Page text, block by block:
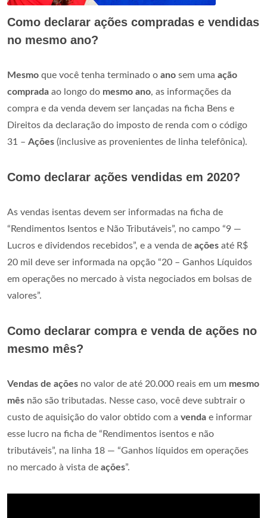
Como declarar ações compradas e vendidas
no mesmo ano?
Mesmo que você tenha terminado o ano sem uma ação
comprada ao longo do mesmo ano, as informações da
compra e da venda devem ser lançadas na ficha Bens e
Direitos da declaração do imposto de renda com o código
31 – Ações (inclusive as provenientes de linha telefônica).
Como declarar ações vendidas em 2020?
As vendas isentas devem ser informadas na ficha de
“Rendimentos Isentos e Não Tributáveis”, no campo “9 —
Lucros e dividendos recebidos”, e a venda de ações até R$
20 mil deve ser informada na opção “20 – Ganhos Líquidos
em operações no mercado à vista negociados em bolsas de
valores”.
Como declarar compra e venda de ações no
mesmo mês?
Vendas de ações no valor de até 20.000 reais em um mesmo
mês não são tributadas. Nesse caso, você deve subtrair o
custo de aquisição do valor obtido com a venda e informar
esse lucro na ficha de “Rendimentos isentos e não
tributáveis”, na linha 18 — “Ganhos líquidos em operações
no mercado à vista de ações”.